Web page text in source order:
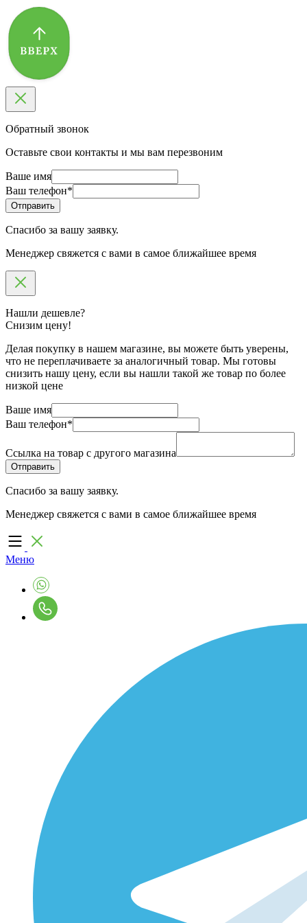
Обратный звонок
Оставьте свои контакты и мы вам перезвоним
Ваше имя
Ваш телефон*
Спасибо за вашу заявку.
Менеджер свяжется с вами в самое ближайшее время
Нашли дешевле?
Снизим цену!
Делая покупку в нашем магазине, вы можете быть уверены,
что не переплачиваете за аналогичный товар. Мы готовы
снизить нашу цену, если вы нашли такой же товар по более
низкой цене
Ваше имя
Ваш телефон*
Ссылка на товар с другого магазина
Спасибо за вашу заявку.
Менеджер свяжется с вами в самое ближайшее время
Меню